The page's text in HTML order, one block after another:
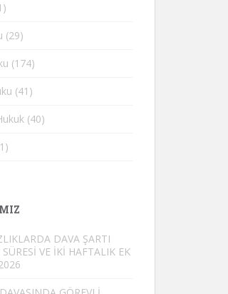
(29)
(174)
(41)
(40)
DAVA ŞARTI
VE İKİ HAFTALIK EK